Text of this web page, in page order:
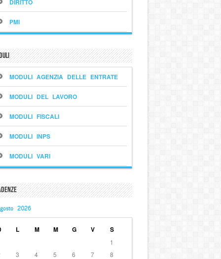
DIRITTO
PMI
MODULI AGENZIA DELLE ENTRATE
MODULI DEL LAVORO
MODULI FISCALI
MODULI INPS
MODULI VARI
2026
L M M G V S
1
3 4 5 6 7
8